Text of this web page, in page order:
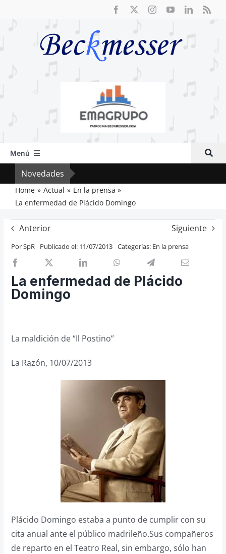
Menú
Inicio
Actual
Artículos
Crítica
Previos de ópera
Cosas de Beckmesser
Novedades
Home Actual
En la prensa
La enfermedad de Plácido Domingo
Anterior Siguiente
PorSpR Publicado el: 11/07/2013 Categorías: En la prensa
La enfermedad de Plácido
Domingo
La maldición de “Il Postino”
La Razón, 10/07/2013
Plácido Domingo estaba a punto de cumplir con su
cita anual ante el público madrileño.Sus compañeros
de reparto en el Teatro Real, sin embargo, sólo han